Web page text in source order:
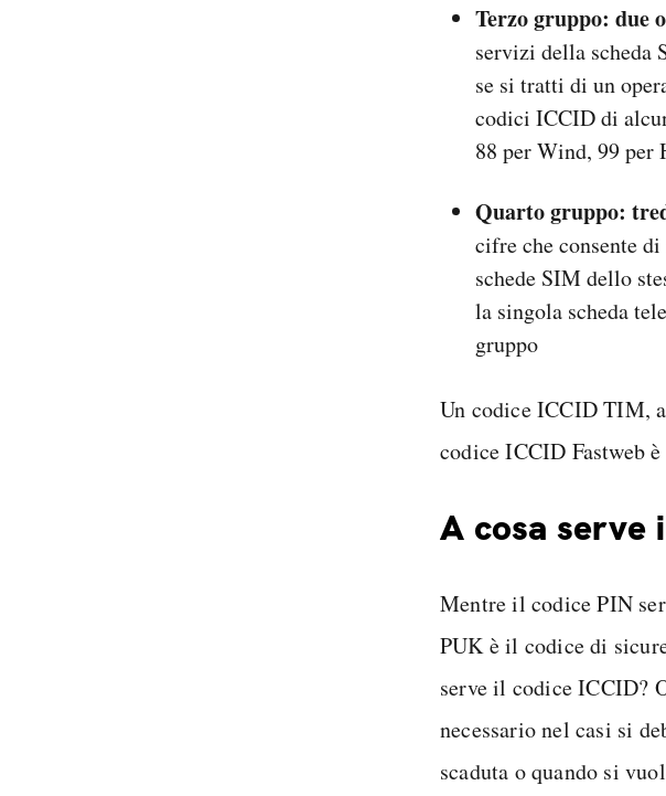
Terzo gruppo: due
servizi della scheda
se si tratti di un
codici ICCID di
88 per Wind, 99 per
Quarto gruppo:
cifre che consente
schede SIM dello
la singola scheda
gruppo
Un codice ICCID TIM,
codice ICCID Fastweb
A cosa serve
Mentre il codice PIN
PUK è il codice di
serve il codice ICCID?
necessario nel casi si
scaduta o quando si